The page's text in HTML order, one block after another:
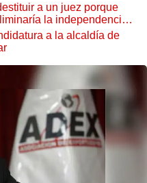
a un juez porque
la independencia
a la alcaldía de